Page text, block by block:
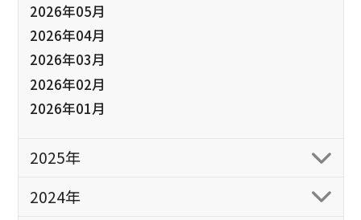
2026年05月
2026年04月
2026年03月
2026年02月
2026年01月
2025年
2024年